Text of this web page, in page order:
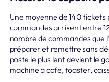
Une moyenne de 140 tickets
commandes arrivent entre
nombre de commandes que
préparer et remettre sans
poste le plus lent devient le
machine à café, toaster,